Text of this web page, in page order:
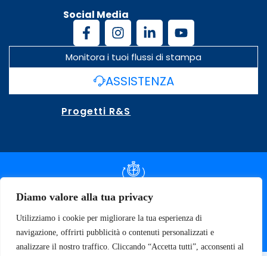
Diamo valore alla tua privacy
Utilizziamo i cookie per migliorare la tua esperienza di
navigazione, offrirti pubblicità o contenuti personalizzati e
analizzare il nostro traffico. Cliccando “Accetta tutti”, acconsenti al
Social Media
Monitora i tuoi flussi di stampa
ASSISTENZA
Progetti R&S
DOCUMENTAZIONE SLA
SPECIFICHE TECNICHE